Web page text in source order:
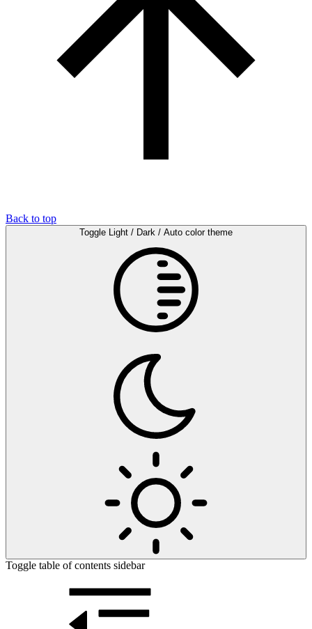
Back to top
Toggle Light / Dark / Auto color theme
Toggle table of contents sidebar